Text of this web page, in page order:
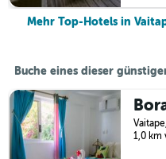
Mehr Top-Hotels in
Buche eines dieser
1,0 km